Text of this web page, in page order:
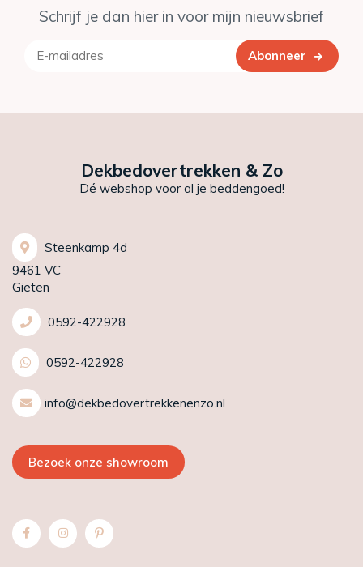
Schrijf je dan hier in voor mijn nieuwsbrief
Abonneer
Dekbedovertrekken & Zo
Dé webshop voor al je beddengoed!
Steenkamp 4d
9461 VC
Gieten
0592-422928
0592-422928
info@dekbedovertrekkenenzo.nl
Bezoek onze showroom